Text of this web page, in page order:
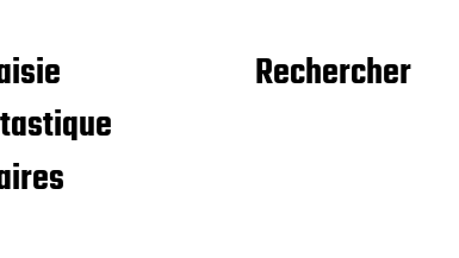
Rechercher